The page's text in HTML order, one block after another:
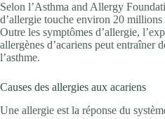
Selon l’Asthma and Allergy
d’allergie touche environ 20
Outre les symptômes d’allergie,
allergènes d’acariens peut entraîner
l’asthme.
Causes des allergies aux acariens
Une allergie est la réponse du